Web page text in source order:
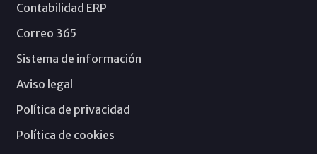
Contabilidad ERP
Correo 365
Sistema de información
Aviso legal
Política de privacidad
Política de cookies